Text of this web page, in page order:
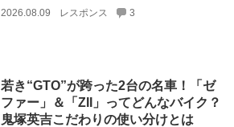
2026.08.09 レスポンス 3
若き“GTO”が跨った2台の名車！「ゼ
ファー」＆「ZII」ってどんなバイク？
鬼塚英吉こだわりの使い分けとは